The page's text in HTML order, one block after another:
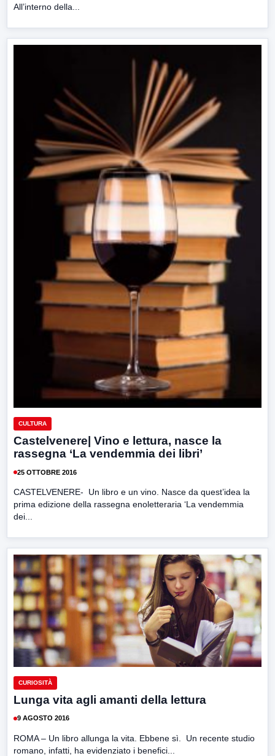
All’interno della...
CULTURA
Castelvenere| Vino e lettura, nasce la
rassegna ‘La vendemmia dei libri’
25 OTTOBRE 2016
CASTELVENERE- Un libro e un vino. Nasce da quest’idea la
prima edizione della rassegna enoletteraria ‘La vendemmia
dei...
CURIOSITÀ
Lunga vita agli amanti della lettura
9 AGOSTO 2016
ROMA – Un libro allunga la vita. Ebbene sì. Un recente studio
romano, infatti, ha evidenziato i benefici...